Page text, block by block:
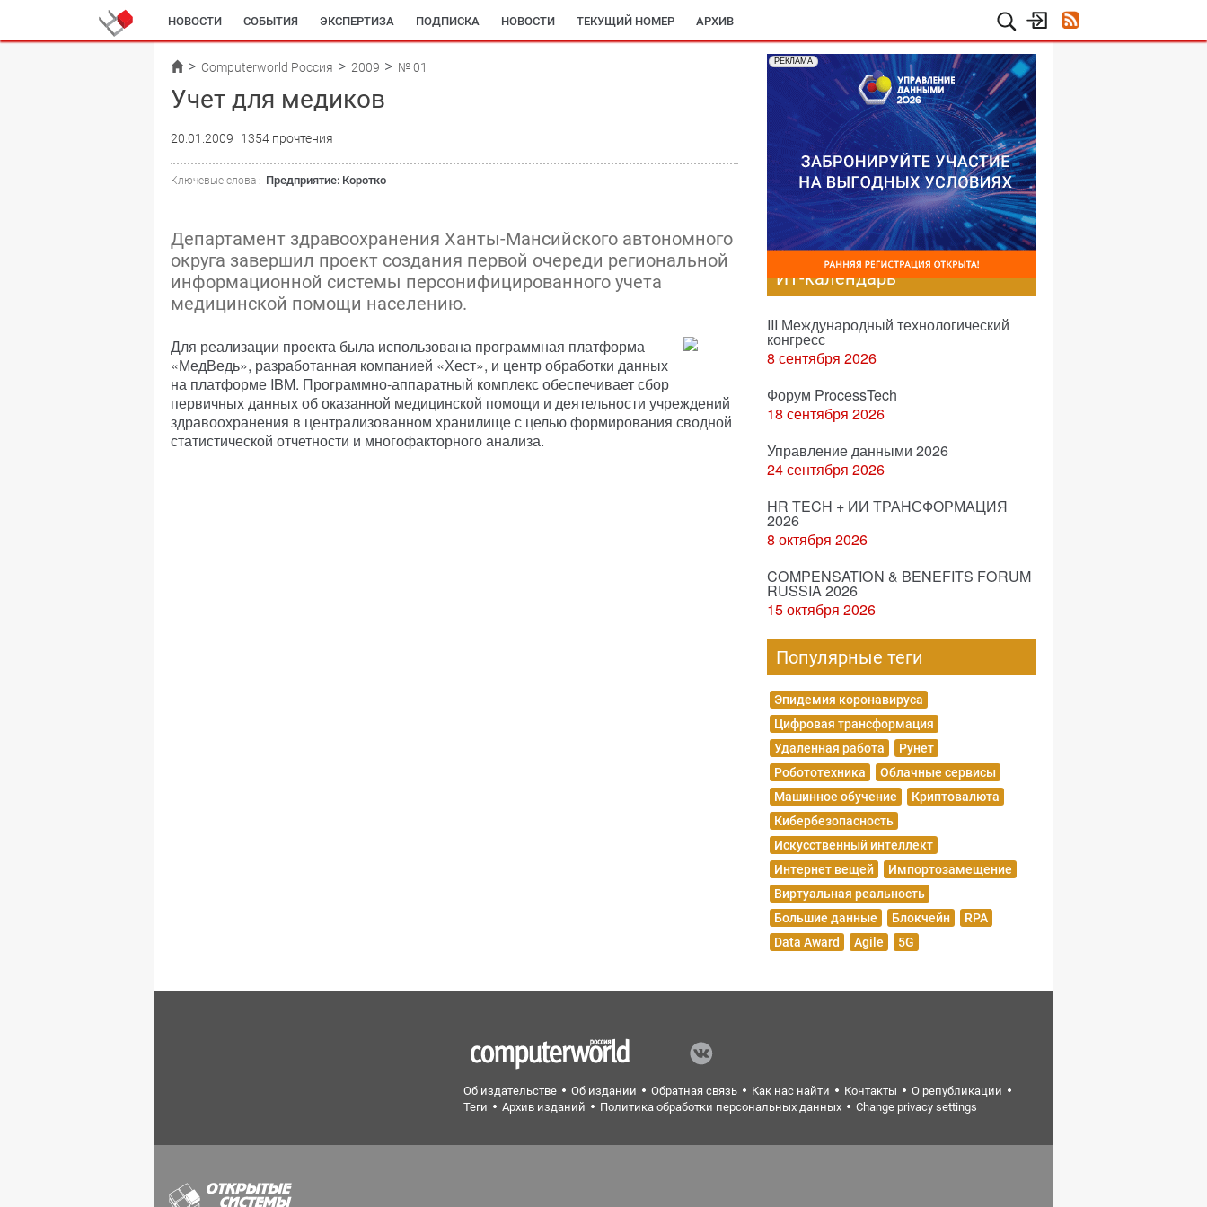
НОВОСТИ СОБЫТИЯ ЭКСПЕРТИЗА ПОДПИСКА НОВОСТИ ТЕКУЩИЙ НОМЕР АРХИВ
Computerworld Россия 2009 № 01
Учет для медиков
20.01.2009 1354 прочтения
Ключевые слова : Предприятие: Коротко
Департамент здравоохранения Ханты-Мансийского автономного
округа завершил проект создания первой очереди региональной
информационной системы персонифицированного учета
медицинской помощи населению.
Для реализации проекта была использована программная платформа
«МедВедь», разработанная компанией «Хест», и центр обработки данных
на платформе IBM. Программно-аппаратный комплекс обеспечивает сбор
первичных данных об оказанной медицинской помощи и деятельности учреждений
здравоохранения в централизованном хранилище с целью формирования сводной
статистической отчетности и многофакторного анализа.
РЕКЛАМА
ИТ-календарь
III Международный технологический
конгресс
8 сентября 2026
Форум ProcessTech
18 сентября 2026
Управление данными 2026
24 сентября 2026
HR TECH + ИИ ТРАНСФОРМАЦИЯ
2026
8 октября 2026
COMPENSATION & BENEFITS FORUM
RUSSIA 2026
15 октября 2026
Популярные теги
Эпидемия коронавируса
Цифровая трансформация
Удаленная работа
Рунет
Робототехника
Облачные сервисы
Машинное обучение
Криптовалюта
Кибербезопасность
Искусственный интеллект
Интернет вещей
Импортозамещение
Виртуальная реальность
Большие данные
Блокчейн
RPA
Data Award
Agile 5G
Об издательстве Об издании Обратная связь Как нас найти Контакты
О републикации
Теги
Архив изданий Политика обработки персональных данных Change privacy settings